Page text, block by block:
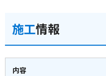
施工情報
内容